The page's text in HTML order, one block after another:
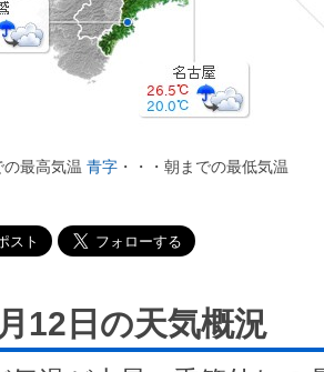
の最高気温 青字 ・・・朝までの最低気温
12日の天気概況